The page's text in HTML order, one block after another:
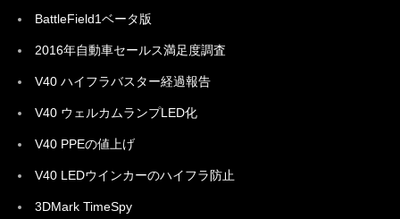
BattleField1ベータ版
2016年自動車セールス満足度調査
V40 ハイフラバスター経過報告
V40 ウェルカムランプLED化
V40 PPEの値上げ
V40 LEDウインカーのハイフラ防止
3DMark TimeSpy